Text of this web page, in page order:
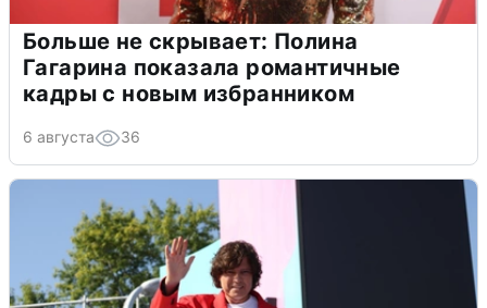
Больше не скрывает: Полина
Гагарина показала романтичные
кадры с новым избранником
6 августа 36